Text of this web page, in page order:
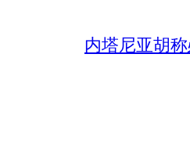
内塔尼亚胡